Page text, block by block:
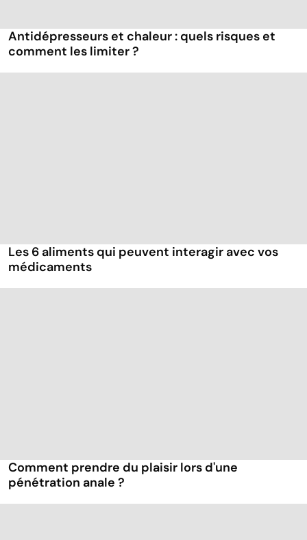
Antidépresseurs et chaleur : quels risques et
comment les limiter ?
Les 6 aliments qui peuvent interagir avec vos
médicaments
Comment prendre du plaisir lors d'une
pénétration anale ?